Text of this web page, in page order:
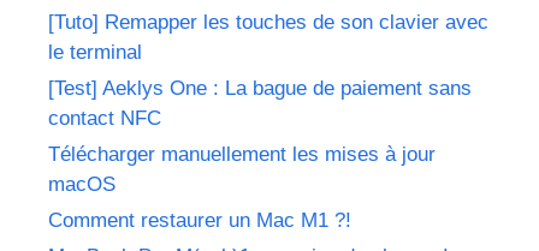
[Tuto] Remapper les touches de son clavier avec
le terminal
[Test] Aeklys One : La bague de paiement sans
contact NFC
Télécharger manuellement les mises à jour
macOS
Comment restaurer un Mac M1 ?!